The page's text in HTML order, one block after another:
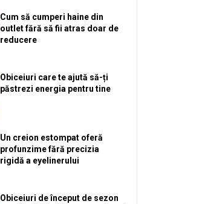
Cum să cumperi haine din
outlet fără să fii atras doar de
reducere
Obiceiuri care te ajută să-ți
păstrezi energia pentru tine
Un creion estompat oferă
profunzime fără precizia
rigidă a eyelinerului
Obiceiuri de început de sezon